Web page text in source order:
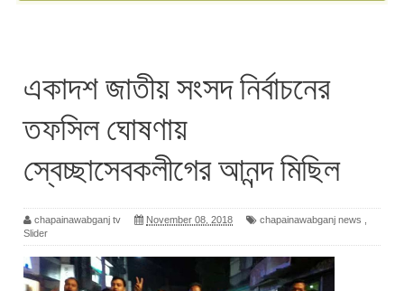
একাদশ জাতীয় সংসদ নির্বাচনের
তফসিল ঘোষণায়
স্বেচ্ছাসেবকলীগের আনন্দ মিছিল
chapainawabganj tv November 08, 2018 chapainawabganj news
Slider